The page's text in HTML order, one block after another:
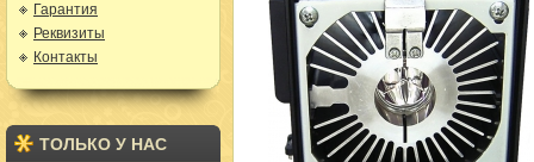
Гарантия
Реквизиты
Контакты
ТОЛЬКО У НАС